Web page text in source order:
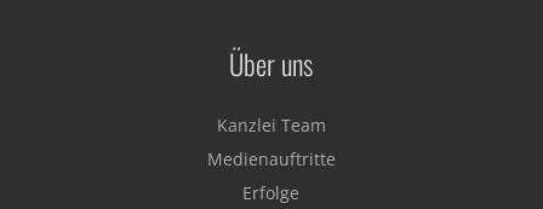
Über uns
Kanzlei Team
Medienauftritte
Erfolge